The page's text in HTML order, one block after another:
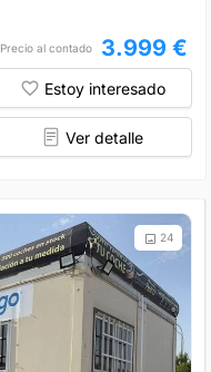
Precio al contado 3.999 €
Estoy interesado
Ver detalle
24